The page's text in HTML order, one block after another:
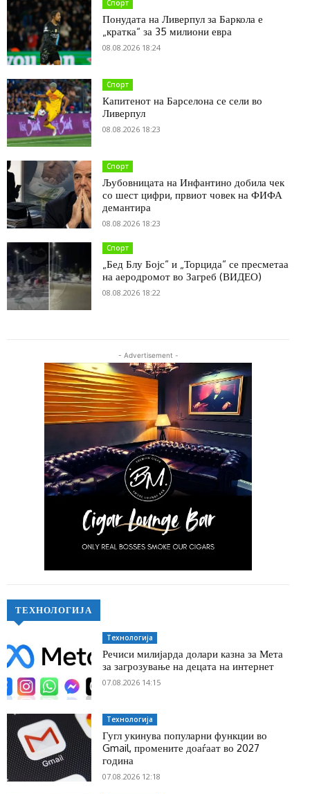
Спорт
Понудата на Ливерпул за Баркола е
„кратка“ за 35 милиони евра
08.08.2026 18:24
Спорт
Капитенот на Барселона се сели во
Ливерпул
08.08.2026 18:23
Спорт
Љубовницата на Инфантино добила чек
со шест цифри, првиот човек на ФИФА
демантира
08.08.2026 18:23
Спорт
„Бед Блу Бојс“ и „Торцида“ се пресметаа
на аеродромот во Загреб (ВИДЕО)
08.08.2026 18:22
- Advertisement -
ТЕХНОЛОГИЈА
Технологија
Речиси милијарда долари казна за Мета
за загрозување на децата на интернет
07.08.2026 14:15
Технологија
Гугл укинува популарни функции во
Gmail, промените доаѓаат во 2027
година
07.08.2026 12:18